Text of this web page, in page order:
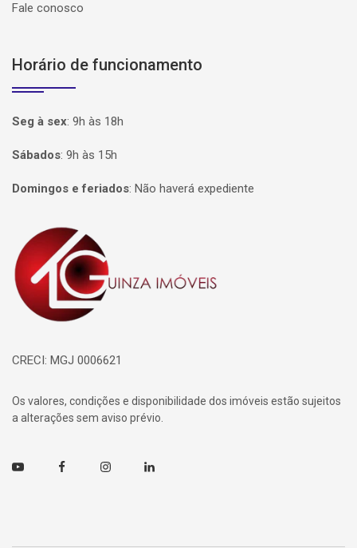
Fale conosco
Horário de funcionamento
Seg à sex: 9h às 18h
Sábados: 9h às 15h
Domingos e feriados: Não haverá expediente
Página inicial
CRECI: MGJ 0006621
Os valores, condições e disponibilidade dos imóveis estão sujeitos
a alterações sem aviso prévio.
Youtube FacebookInstagramLinkedin